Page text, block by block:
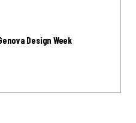
Design Week